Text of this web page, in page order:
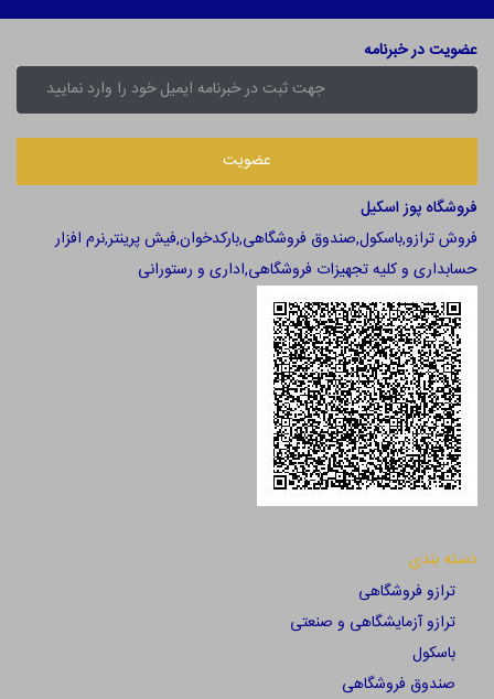
عضویت در خبرنامه
فروشگاه پوز اسکیل
فروش ترازو,باسکول,صندوق فروشگاهی,بارکدخوان,فیش پرینتر,نرم افزار
حسابداری و کلیه تجهیزات فروشگاهی,اداری و رستورانی
دسته بندی
ترازو فروشگاهی
ترازو آزمایشگاهی و صنعتی
باسکول
صندوق فروشگاهی